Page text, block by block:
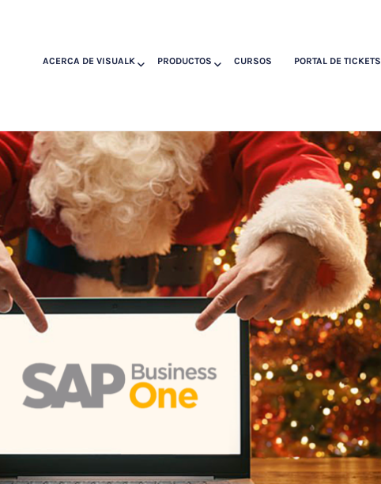
ACERCA DE VISUALK PRODUCTOS CURSOS PORTAL DE TICKETS